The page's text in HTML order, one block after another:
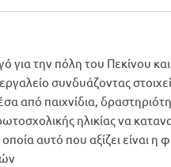
για την πόλη του Πεκίνου και
συνδυάζοντας
από παιχνίδια,
ηλικίας να
αυτό που αξίζει είναι η